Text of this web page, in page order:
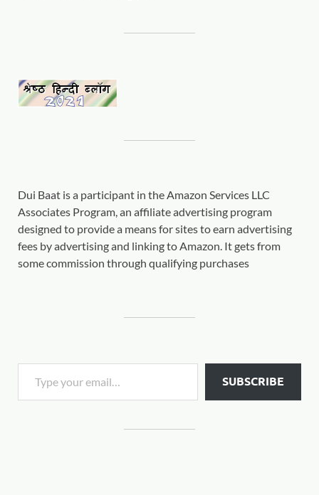
Dui Baat is a participant in the Amazon Services LLC
Associates Program, an affiliate advertising program
designed to provide a means for sites to earn advertising
fees by advertising and linking to Amazon. It gets from
some commission through qualifying purchases
SUBSCRIBE